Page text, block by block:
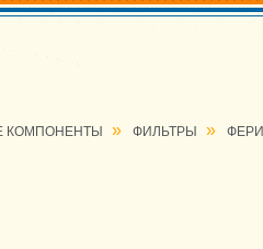
КОМПОНЕНТЫ » ФИЛЬТРЫ »